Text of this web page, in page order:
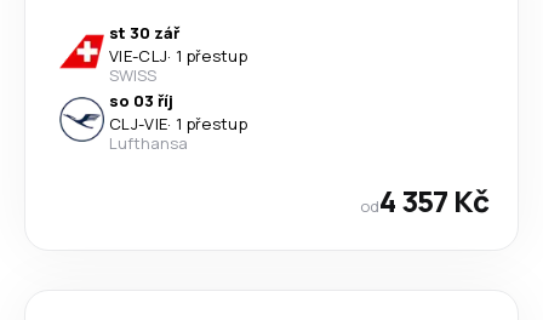
st 30 zář
VIE-CLJ· 1 přestup
SWISS
so 03 říj
CLJ-VIE· 1 přestup
Lufthansa
od4 357 Kč